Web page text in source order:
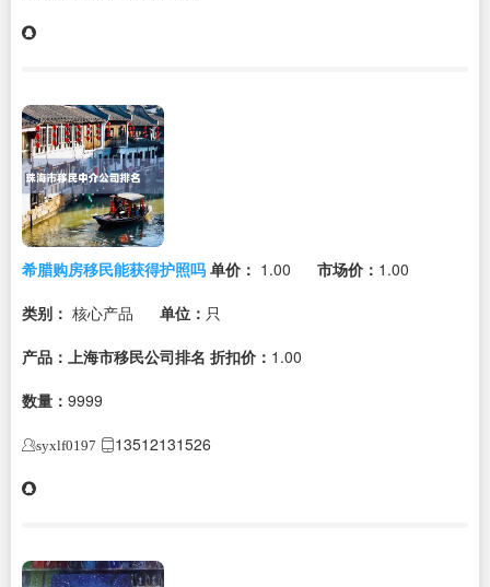
希腊购房移民能获得护照吗 单价： 1.00 市场价： 1.00
类别： 核心产品 单位： 只
产品：上海市移民公司排名 折扣价： 1.00
数量： 9999
syxlf0197 13512131526